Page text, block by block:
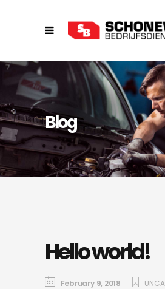
Blog
Hello world!
February 9, 2018